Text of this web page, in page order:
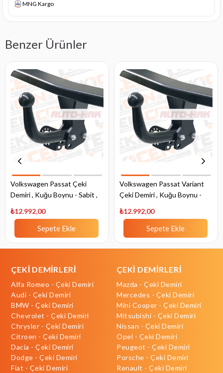
MNG Kargo
Benzer Ürünler
Volkswagen Passat Çeki
Demiri , Kuğu Boynu - Sabit ,
₺12.992,00
Sepete Ekle
Volkswagen Passat Variant
Çeki Demiri , Kuğu Boynu -
₺12.992,00
Sepete Ekle
ÇEKİ DEMİRLERİ
Alfa Romeo - Çeki Demiri
Audi - Çeki Demiri
BMW - Çeki Demiri
Chevrolet - Çeki Demiri
Chrysler - Çeki Demiri
Citroen - Çeki Demiri
Dacia - Çeki Demiri
Dodge - Çeki Demiri
Fiat - Çeki Demiri
ÇEKİ DEMİRLERİ
Mazda - Çeki Demiri
Mercedes - Çeki Demiri
Mini Cooper - Çeki Demiri
Mitsubishi - Çeki Demiri
Nissan - Çeki Demiri
Opel - Çeki Demiri
Peugeot - Çeki Demiri
Porsche - Çeki Demiri
Renault - Çeki Demiri